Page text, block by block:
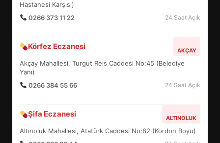
Hastanesi Karşısı)
0266 373 11 22
24 Saat Açık
Körfez Eczanesi AKÇAY
Akçay Mahallesi, Turgut Reis Caddesi No:45 (Belediye
Yanı)
0266 384 55 66
24 Saat Açık
Şifa Eczanesi ALTINOLUK
Altınoluk Mahallesi, Atatürk Caddesi No:82 (Kordon Boyu)
5
6
TURNUVASI KAYITLARI NEYİ
7
YENİ YÖNETİM NASIL
ŞEKİLLENDİ?